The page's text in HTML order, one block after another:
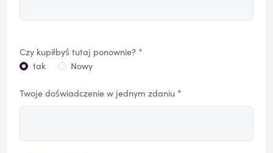
Czy kupiłbyś tutaj ponownie? *
tak
Nowy
Twoje doświadczenie w jednym zdaniu *